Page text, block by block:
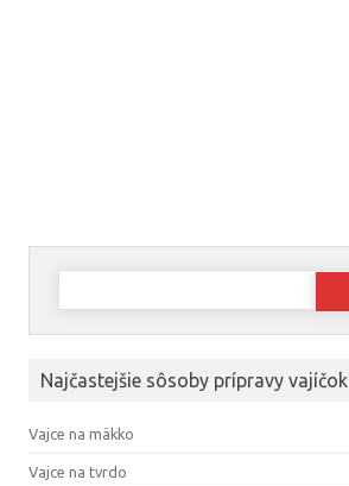
Hľadať:
Najčastejšie sôsoby prípravy vajíčok
Vajce na mäkko
Vajce na tvrdo